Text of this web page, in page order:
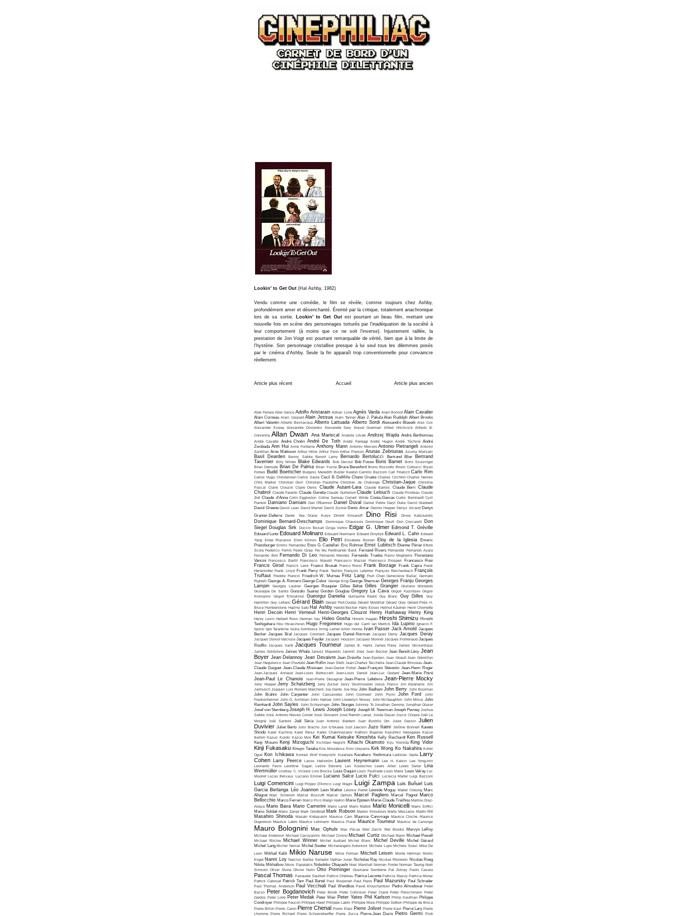
Lookin' to Get Out (Hal Ashby, 1982)
Vendu comme une comédie, le film se révèle, comme toujours chez Ashby,
profondément amer et désenchanté. Éreinté par la critique, totalement anachronique
lors de sa sortie,
Lookin' to Get Outest pourtant un beau film, mettant une
nouvelle fois en scène des personnages torturés par l'inadéquation de la société à
leur comportement (à moins que ce ne soit l'inverse). Injustement raillée, la
prestation de Jon Voigt est pourtant remarquable de vérité, bien que à la limite de
l'hystérie. Son personnage cristallise presque à lui seul tous les dilemmes posés
par le cinéma d'Ashby. Seule la fin apparaît trop conventionnelle pour convaincre
réellement.
Article plus récent Article plus ancien
Accueil
Abel Ferrara Abel Gance Adolfo Aristarain Adrian Lyne Agnès Varda Alain Bonnot Alain Cavalier
Alain Corneau Alain Jaspard Alain Jessua Alain Tanner Alan J. Pakula Alan Rudolph Albert Brooks
Albert Valentin Alberto Bevilacqua Alberto Lattuada Alberto Sordi Alessandro Blasetti Alex Cox
Alexander Esway Alexandre Dovjenko Alexandre Sery Alexeï Guerman Alfred Hitchcock Alfredo B.
Crevenna Allan Dwan Ana Mariscal Anatole Litvak Andrzej Wajda André Berthomieu
André Cayatte André Chotin André De Toth André Farwagi André Hugon André Téchiné André
Zwobada Ann Hui Anne Fontaine Anthony Mann Antonio Mercero Antonio Pietrangeli Antonio
Santillan Arne Mattsson Arthur Hiller Arthur Penn Arthur Pierson Arunas Zebriunas Azuma Morisaki
Basil Dearden Benny Safdie Benoit Lamy Bernardo Bertolucci Bertrand Blier
Bertrand
Tavernier Billy Wilder Blake Edwards Bob Decout Bob Fosse Boris Barnet Boris Szulzinger
Brian Damude Brian De Palma Brian Yuzna Bruce Beresford Bruno Bozzetto Bruno Corbucci Bryan
Forbes Budd Boetticher Burgess Meredith Buster Keaton Camillo Bazzoni Carl Froelich Carlo Rim
Carlos Hugo Christensen Carlos Saura Cecil B. DeMille Chano Urueta Charles Crichton Charles Nemes
Chris Marker Christian Gion Christian Paureilhe Christian de Chalonge Christian-Jaque
Christine
Pascal
Claire Clouzot Claire Denis Claude Autant-Lara Claude Barrois Claude Berri Claude
Chabrol
Claude Faraldo Claude Goretta Claude Guillemot Claude Lelouch Claude Pinoteau Claude
Zidi Claude d'Anna Colin Eggleston Coline Serreau Cornell Wilde Costa-Gavras Curtis Bernhardt Cyril
Frankel Damiano Damiani Dan O'Bannon Daniel Duval Daniel Petrie Daryl Duke David Gladwell
David Greene David Lean David Mamet David Zucker Denis Amar Dennis Hopper Denys Arcand Denys
Granier-Deferre
Derek Yee Diane Kurys Dimitri Kirsanoff Dino Risi Dinos Katsouridis
Dominique Bernard-Deschamps Dominique Chaussois Dominique Goult Don Coscarelli
Don
Siegel
Douglas Sirk Duccio Tessari Dziga Vertov Edgar G. Ulmer Edmond T. Gréville
Edouard Luntz Edouard Molinaro Edouard Niermans Edward Dmytryk Edward L. Cahn Edward
Yang Eldar Riazanov Elem Klimov Elio Petri Elisabeta Bostan Eloy de la Iglesia
Emeric
Pressburger Emilio Fernandez Enzo G. Castellari Eric Rohmer Ernst Lubitsch Etienne Périer Ettore
Scola Federico Fellini Fedor Ozep Fei Mu Ferdinando Baldi Fernand Rivers Fernandel Fernando Ayala
Fernando Birri Fernando Di Leo Fernando Mendez Fernando Trueba Flavio Mogherini
Florestano
Vancini Francesco Barilli Francesco Maselli Francesco Mazzei Francesco Prosperi Francesco Rosi
Francis Girod Francis Leroi Franco Brusati Franco Rossi Frank Borzage Frank Capra Frank
Henenlotter Frank Lloyd Frank Perry Frank Tashlin François Leterrier François Reichenbach François
Truffaut Freddie Francis Friedrich W. Murnau Fritz Lang Fruit Chan Geneviève Baïlac Gennaro
Righelli George A. Romero George Cukor George King George Sherman Georges Franju Georges
Lampin
Georges Lautner Georges Rouquier Gilles Béhat Gilles Grangier
Giuliano Montaldo
Giuseppe De Santis Gonzalo Suarez Gordon Douglas Gregory La Cava Grigori Kazintsev Grigori
Kromanov Grigori Tchoukhraï Gueorgui Danielia Guillaume Radot Guy Blanc Guy Gilles
Guy
Hamilton Guy Lefranc Gérard Blain Gérard Frot-Coutaz Gérard Mordillat Gérard Oury Gérard Pirès H.
Bruce Humberstone Hajime Sato Hal Ashby Harold Becker Harry Essex Helmut Käutner Henri Chomette
Henri Decoin Henri Verneuil Henri-Georges Clouzot Henry Hathaway Henry King
Henry Levin Herbert Ross Herman Yau Hideo Gosha Hiroshi Inagaki Hiroshi Shimizu Hiroshi
Teshigahara Hou Hsiao-hsien Hugo Fregonese Hugo del Carril Ian Merrick Ida Lupino Ignacio F.
Iquino Igor Talankine Ioulia Solntseva Irving Lerner Ishiro Honda Ivan Passer Jack Arnold Jacques
Becker Jacques Bral Jacques Constant Jacques Daniel-Norman Jacques Demy Jacques Deray
Jacques Doniol-Valcroze Jacques Feyder Jacques Houssin Jacques Monnet Jacques Poitrenaud Jacques
Rouffio Jacques Santi Jacques Tourneur James B. Harris James Foley James Glickenhaus
James Goldstone James Whale Janusz Majewski Jaromil Jires Jean Becker Jean Benoît-Lévy Jean
Boyer Jean Delannoy Jean Devaivre Jean Dréville Jean Epstein Jean Girault Jean Grémillon
Jean Negulesco Jean Pourtalé Jean Rollin Jean Stelli Jean-Charles Tacchella Jean-Claude Brisseau Jean-
Claude Guiguet Jean-Claude Missiaen Jean-Daniel Pollet Jean-François Stévenin Jean-Henri Roger
Jean-Jacques Annaud Jean-Louis Bertuccelli Jean-Louis Daniel Jean-Luc Godard Jean-Marie Poiré
Jean-Paul Le Chanois Jean-Pierre Desagnat Jean-Pierre Lefebvre Jean-Pierre Mocky
Jerry Hopper Jerry Schatzberg Jerry Zucker Jerzy Skolimowski Jesus Franco Jim Abrahams Jim
Jarmusch Joaquin Luis Romero Marchent Joe Dante Joe May John Badham John Berry John Boorman
John Brahm
John Carpenter John Cassavetes John Cromwell John Flynn John Ford
John
Frankenheimer John G. Avildsen John Harlow John Llewellyn Moxey John McNaughton John Milius John
Reinhardt John Sayles John Schlesinger John Sturges Johnnie To Jonathan Demme Jonathan Glazer
Josef von Sternberg Joseph H. Lewis Joseph Losey Joseph M. Newman Joseph Pevney Joshua
Safdie José Antonio Nieves Conde José Giovanni José Ramón Larraz Josée Dayan Joyce Chopra Joël Le
Moigné Joël Santoni Joël Séria Juan Antonio Bardem Juan Bustillo Oro Jules Dassin Julien
Duvivier Juliet Berto Julio Bracho Jun Ichikawa Just Jaeckin Juzo Itami Jérôme Bonnell Kaneto
Shindo Karel Kachina Karel Reisz Karen Chakhnazarov Kathryn Bigelow Kazuhiko Hasegawa Kazuo
Ikehiro Kazuo Kuroki Kazuo Mori Kei Kumai Keisuke Kinoshita Kelly Reichardt Ken Russell
Kenji Misumi Kenji Mizoguchi Kichitaro Negishi Kihachi Okamoto Kiju Yoshida King Vidor
Kinji Fukasaku Kinuyo Tanaka Kira Mouratova Kirio Urayama Kirk Wong Ko Nakahira Kohei
Oguri Kon Ichikawa Konrad Wolf Koreyoshi Kurahara Kozaburo Yoshimura Ladislao Vajda
Larry
Cohen Larry Peerce Lasse Hallström Laurent Heynemann Lee H. Katzin Lee Yong-min
Leonardo Favio
Leontine Sagan Leslie Stevens Lev Koulechov Lewis Allen Lewis Seiler
Lina
Wertmüller Lindsey C. Vickers Lino Brocka Louis Daquin Louis Feuillade Louis Malle Louis Valray Luc
Moullet Lucas Belvaux Luciano Emmer Luciano Salce Lucio Fulci Lucrecia Martel Luigi Bazzoni
Luigi Comencini Luigi Filippo D'Amico Luigi Magni Luigi Zampa Luis Buñuel
Luis
Garcia Berlanga Léo Joannon Léon Mathot Léonce Perret Léonide Moguy Mabel Cheung Marc
Allégret Marc Simenon Marcel Bozzuffi Marcel Ophuls Marcel Pagliero Marcel Pagnol
Marco
Bellocchio Marco Ferreri Marco Pico Margo Harkin Marie Epstein Marie-Claude Treilhou Marilou Diaz-
Abaya Mario Bava Mario Camerini Mario Landi Mario Mattoli Mario Monicelli Mario Soffici
Mario Soldati Mario Zampi Mark Goldblatt Mark Robson Marlen Khoutsiev Marta Meszaros Martin Ritt
Masahiro Shinoda Masaki Kobayashi Maurice Cam Maurice Cammage Maurice Cloche Maurice
Dugowson Maurice Labro Maurice Lehmann Maurice Pialat Maurice Tourneur Maurice de Canonge
Mauro Bolognini Max Ophuls Max Pécas Meir Zarchi Mel Brooks Mervyn LeRoy
Michael Anderson Michael Cacoyannis Michael Cimino Michael Curtiz Michael Mann Michael Powell
Michael Ritchie Michael Winner Michel Audiard Michel Blanc Michel Deville
Michel Gérard
Michel Lang Michel Nerval Michel Soutter Michelangelo Antonioni Michele Lupo Michele Soavi Mike De
Leon Mikhaïl Kalik Mikio Naruse Milos Forman Mitchell Leisen Monte Hellman Morris
Engel Nanni Loy Narciso Ibañez Serrador Nathan Juran Nicholas Ray Nicolas Ribowski Nicolas Roeg
Nikita Mikhalkov Nikos Papatakis Nobuhiko Obayashi Noel Marshall Norman Foster Norman Taurog Noël
Simsolo Oliver Stone Olivier Nolin Otto Preminger Ousmane Sembène Pal Zolnay Paolo Cavara
Pascal Thomas Pasquale Squitieri Patrice Chéreau Patrice Leconte Patricia Mazuy Patricia Moraz
Patrick Cabouat Patrick Tam Paul Bartel Paul Boujenah Paul Fejos Paul Mazursky Paul Schrader
Paul Thomas Anderson Paul Vecchiali Paul Wendkos Pavel Klouchantsev Pedro Almodovar Peter
Bacso
Peter Bogdanovich Peter Brook Peter Collinson Peter Crane Peter Fleischmann Peter
Gardos Peter Lorre Peter Medak Peter Weir Peter Yates Phil Karlson Philip Kaufman Philippe
Condroyer Philippe Faucon Philippe Harel Philippe Labro Philippe Mora Philippe Setbon Philippe de Broca
Pierre Billon Pierre Caron Pierre Chenal Pierre Etaix Pierre Jolivet Pierre Kast Pierre Lary Pierre
Lhomme Pierre Richard Pierre Schoendoerffer Pierre Zucca Pierre-Jean Ducis Pietro Germi Piotr